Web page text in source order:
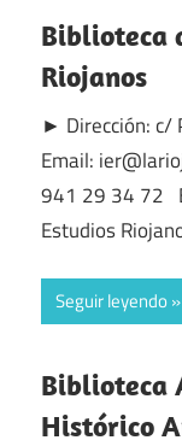
Biblioteca
Riojanos
► Dirección: c/
Email:
941 29 34 72
Estudios
Seguir leyendo
Biblioteca
Histórico